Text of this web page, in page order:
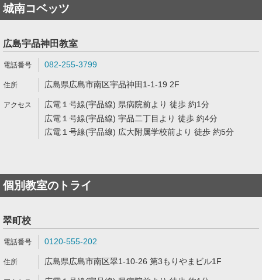
城南コベッツ
広島宇品神田教室
082-255-3799
広島県広島市南区宇品神田1-1-19 2F
広電１号線(宇品線) 県病院前より 徒歩 約1分
広電１号線(宇品線) 宇品二丁目より 徒歩 約4分
広電１号線(宇品線) 広大附属学校前より 徒歩 約5分
個別教室のトライ
翠町校
0120-555-202
広島県広島市南区翠1-10-26 第3もりやまビル1F